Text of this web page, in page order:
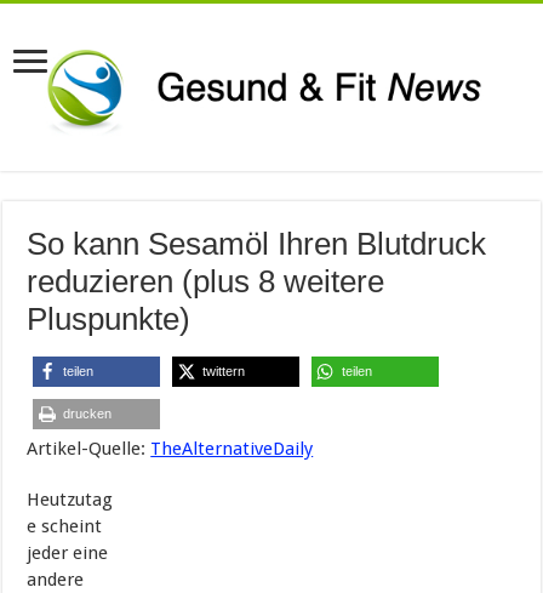
So kann Sesamöl Ihren Blutdruck
reduzieren (plus 8 weitere
Pluspunkte)
teilen twittern teilen
drucken
Artikel-Quelle: TheAlternativeDaily
Heutzutag
e scheint
jeder eine
andere